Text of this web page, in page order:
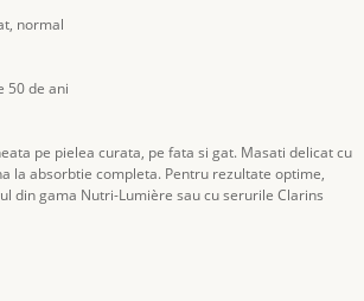
normal
50 de ani
pe pielea curata, pe fata si gat. Masati delicat cu
la absorbtie completa. Pentru rezultate optime,
din gama Nutri-Lumière sau cu serurile Clarins